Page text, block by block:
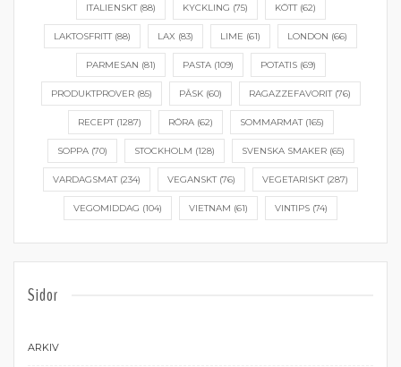
ITALIENSKT(88) KYCKLING (75) KÖTT(62)
LAKTOSFRITT(88) LAX (83) LIME (61) LONDON (66)
PARMESAN (81) PASTA(109) POTATIS(69)
PRODUKTPROVER(85) PÅSK(60) RAGAZZEFAVORIT(76)
RECEPT(1287) RÖRA(62) SOMMARMAT(165)
SOPPA(70) STOCKHOLM (128) SVENSKA SMAKER(65)
VARDAGSMAT(234) VEGANSKT(76) VEGETARISKT(287)
VEGOMIDDAG (104) VIETNAM (61) VINTIPS (74)
Sidor
ARKIV